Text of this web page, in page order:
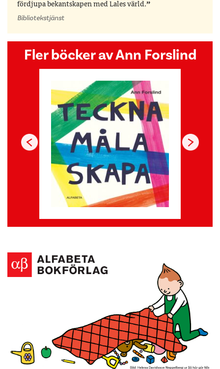
fördjupa bekantskapen med Lales värld.
Bibliotekstjänst
Fler böcker av Ann Forslind